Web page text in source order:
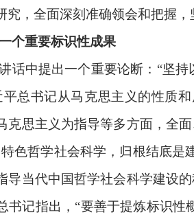
究，全面深刻准确领会和把握
个重要标识性成果
话中提出一个重要论断：“坚
总书记从马克思主义的性质
克思主义为指导等多方面，全
色哲学社会科学，归根结底
导当代中国哲学社会科学建设
书记指出，“要善于提炼标识